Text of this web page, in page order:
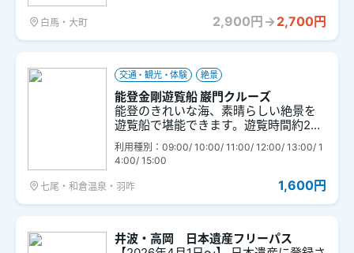
NTAIN HARBOR」や各種アクティビテ
白馬・大町 2,900円 → 2,700円
交通・観光・体験 絶景
能登金剛遊覧船 巌門クルーズ
能登のきれいな海、素晴らしい絶景を
遊覧船で堪能できます。遊覧時間約20
分間です。
利用種別：09:00/ 10:00/ 11:00/ 12:00/ 13:00/ 1
4:00/ 15:00
七尾・和倉温泉・羽咋 1,600円
井波・高岡 日本遺産フリーパス